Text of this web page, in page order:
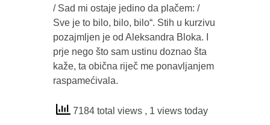
/ Sad mi ostaje jedino da plačem: /
Sve je to bilo, bilo, bilo“. Stih u kurzivu
pozajmljen je od Aleksandra Bloka. I
prje nego što sam ustinu doznao šta
kaže, ta obična riječ me ponavljanjem
raspamećivala.
7184 total views , 1 views today